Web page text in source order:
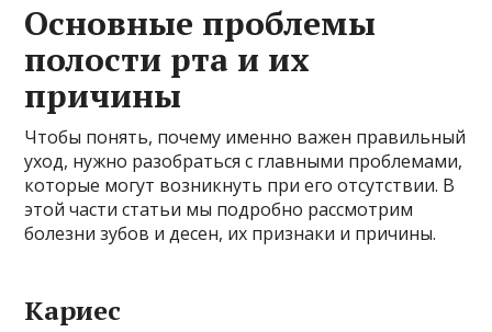
Основные проблемы
полости рта и их
причины
Чтобы понять, почему именно важен правильный
уход, нужно разобраться с главными проблемами,
которые могут возникнуть при его отсутствии. В
этой части статьи мы подробно рассмотрим
болезни зубов и десен, их признаки и причины.
Кариес